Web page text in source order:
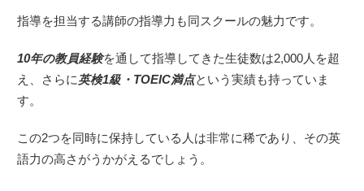
指導を担当する講師の指導力も同スクールの魅力です。
10年の教員経験を通して指導してきた生徒数は2,000人を超
え、さらに英検1級・TOEIC満点という実績も持っていま
す。
この2つを同時に保持している人は非常に稀であり、その英
語力の高さがうかがえるでしょう。